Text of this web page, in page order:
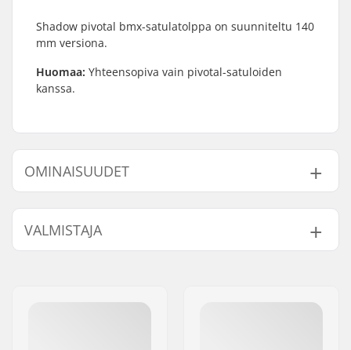
Shadow pivotal bmx-satulatolppa on suunniteltu 140
mm versiona.
Huomaa: Yhteensopiva vain pivotal-satuloiden
kanssa.
OMINAISUUDET
Istuin:
Pivotal
Satulatolpan pituus:
BMX Satulatolpan
25.4mm
VALMISTAJA